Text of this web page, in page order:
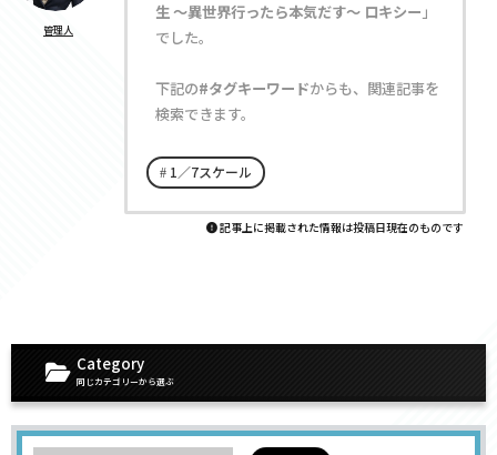
管理人
生 〜異世界行ったら本気だす〜 ロキシー 」
でした。
下記の#タグキーワードからも、関連記事を
検索できます。
1／7スケール
記事上に掲載された情報は投稿日現在のものです
Category
同じカテゴリーから選ぶ